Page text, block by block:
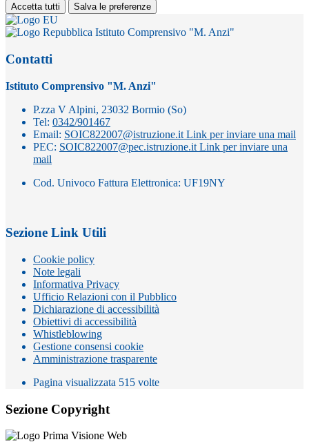
Accetta tutti Salva le preferenze
Istituto Comprensivo "M. Anzi"
Contatti
Istituto Comprensivo "M. Anzi"
P.zza V Alpini, 23032 Bormio (So)
Tel: 0342/901467
Email: SOIC822007@istruzione.it Link per inviare una mail
PEC: SOIC822007@pec.istruzione.it Link per inviare una
mail
Cod. Univoco Fattura Elettronica: UF19NY
Sezione Link Utili
Cookie policy
Note legali
Informativa Privacy
Ufficio Relazioni con il Pubblico
Dichiarazione di accessibilità
Obiettivi di accessibilità
Whistleblowing
Gestione consensi cookie
Amministrazione trasparente
Pagina visualizzata 515 volte
Sezione Copyright